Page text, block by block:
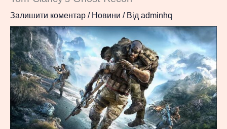
Залишити коментар / Новини / Від adminhq